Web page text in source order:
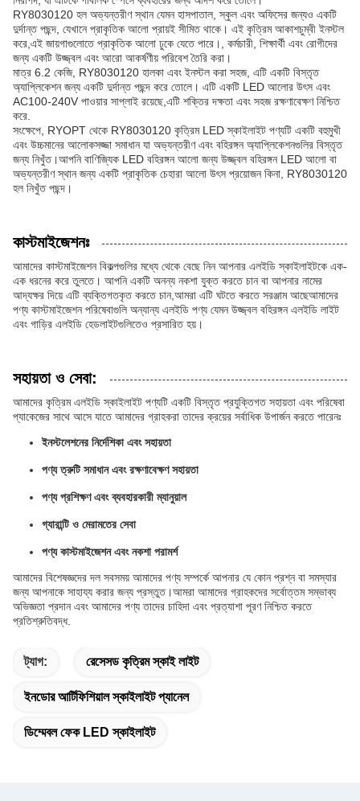
RY8030120 হল অভ্যন্তরীণ স্থান যেমন হাসপাতাল, স্কুল এবং অফিসের জন্যও একটি
দুর্দান্ত পছন্দ, যেখানে প্রাকৃতিক আলো প্রায়ই সীমিত থাকে। এই কৃত্রিম আকাশচুম্বী ইনস্টল
করে,এই জায়গাগুলোতে প্রাকৃতিক আলো ঢুকে যেতে পারে।, কর্মচারী, শিক্ষার্থী এবং রোগীদের
জন্য একটি উজ্জ্বল এবং আরো আকর্ষণীয় পরিবেশ তৈরি করা।
মাত্র 6.2 কেজি, RY8030120 হালকা এবং ইনস্টল করা সহজ, এটি একটি বিস্তৃত
অ্যাপ্লিকেশন জন্য একটি দুর্দান্ত পছন্দ করে তোলে। এটি একটি LED আলোর উৎস এবং
AC100-240V পাওয়ার সাপ্লাই রয়েছে,এটি শক্তির দক্ষতা এবং সহজ রক্ষণাবেক্ষণ নিশ্চিত
করে.
সংক্ষেপে, RYOPT থেকে RY8030120 কৃত্রিম LED স্কাইলাইট পণ্যটি একটি বহুমুখী
এবং উচ্চমানের আলোকসজ্জা সমাধান যা অভ্যন্তরীণ এবং বহিরঙ্গন অ্যাপ্লিকেশনগুলির বিস্তৃত
জন্য নিখুঁত।আপনি বাণিজ্যিক LED বহিরঙ্গন আলো জন্য উজ্জ্বল বহিরঙ্গন LED আলো বা
অভ্যন্তরীণ স্থান জন্য একটি প্রাকৃতিক চেহারা আলো উৎস প্রয়োজন কিনা, RY8030120
হল নিখুঁত পছন্দ।
কাস্টমাইজেশনঃ
আমাদের কাস্টমাইজেশন বিকল্পগুলির মধ্যে থেকে বেছে নিন আপনার এলইডি স্কাইলাইটকে এক-
এক ধরনের করে তুলতে। আপনি একটি অনন্য নকশা যুক্ত করতে চান বা আপনার নামের
আদ্যক্ষর দিয়ে এটি ব্যক্তিগতকৃত করতে চান,আমরা এটি ঘটতে করতে সরঞ্জাম আছেআমাদের
পণ্য কাস্টমাইজেশন পরিষেবাগুলি অন্যান্য এলইডি পণ্য যেমন উজ্জ্বল বহিরঙ্গন এলইডি লাইট
এবং গাড়ির এলইডি হেডলাইটগুলিতেও প্রসারিত হয়।
সহায়তা ও সেবা:
আমাদের কৃত্রিম এলইডি স্কাইলাইট পণ্যটি একটি বিস্তৃত প্রযুক্তিগত সহায়তা এবং পরিষেবা
প্যাকেজের সাথে আসে যাতে আমাদের গ্রাহকরা তাদের ক্রয়ের সর্বাধিক উপার্জন করতে পারেনঃ
ইনস্টলেশনের নির্দেশিকা এবং সহায়তা
পণ্য ত্রুটি সমাধান এবং রক্ষণাবেক্ষণ সহায়তা
পণ্য প্রশিক্ষণ এবং ব্যবহারকারী ম্যানুয়াল
গ্যারান্টি ও মেরামতের সেবা
পণ্য কাস্টমাইজেশন এবং নকশা পরামর্শ
আমাদের বিশেষজ্ঞদের দল সবসময় আমাদের পণ্য সম্পর্কে আপনার যে কোন প্রশ্ন বা সমস্যার
জন্য আপনাকে সাহায্য করার জন্য প্রস্তুত।আমরা আমাদের গ্রাহকদের সর্বোত্তম সম্ভাব্য
অভিজ্ঞতা প্রদান এবং আমাদের পণ্য তাদের চাহিদা এবং প্রত্যাশা পূরণ নিশ্চিত করতে
প্রতিশ্রুতিবদ্ধ.
ট্যাগ: রেসেসড কৃত্রিম স্কাই লাইট
ইনডোর আর্টিফিশিয়াল স্কাইলাইট প্যানেল
ডিম্মেবল ফেক LED স্কাইলাইট